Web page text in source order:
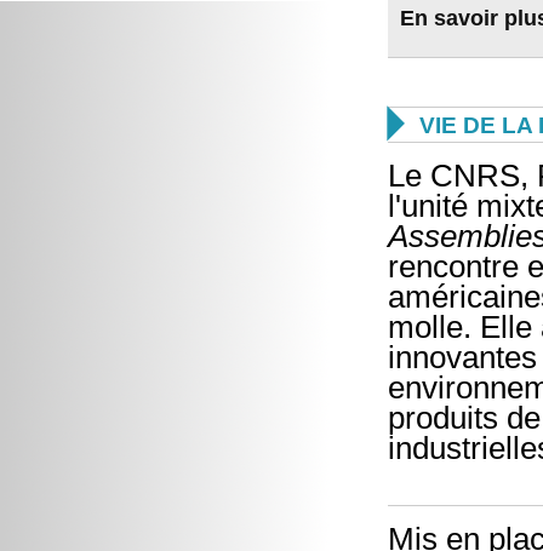
En savoir
 VIE DE LA
Le CNRS,
l'unité
rencontre
molle. Elle
produits
Mis en